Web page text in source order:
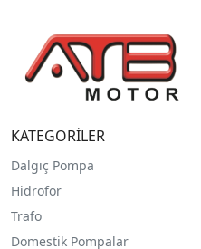
KATEGORİLER
Dalgıç Pompa
Hidrofor
Trafo
Domestik Pompalar